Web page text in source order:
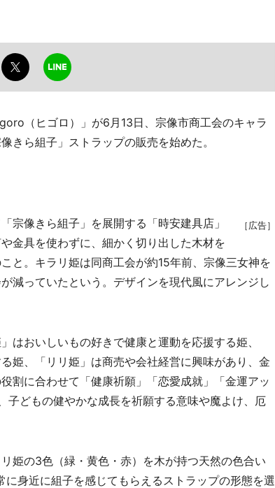
（ヒゴロ）」が6月13日、宗像市商工会のキャラ
きら組子」ストラップの販売を始めた。
［広告］
像きら組子」を展開する「時安建具店」
金具を使わずに、細かく切り出した木材を
と。キラリ姫は同商工会が約15年前、宗像三女神を
減っていたという。デザインを現代風にアレンジし
おいしいもの好きで健康と運動を応援する姫、
姫、「リリ姫」は商売や会社経営に興味があり、金
割に合わせて「健康祈願」「恋愛成就」「金運アッ
どもの健やかな成長を祈願する意味や魔よけ、厄
姫の3色（緑・黄色・赤）を木が持つ天然の色合い
身近に組子を感じてもらえるストラップの形態を選